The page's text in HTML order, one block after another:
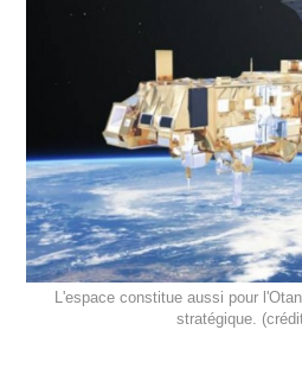
L'espace constitue aussi pour
stratégique.